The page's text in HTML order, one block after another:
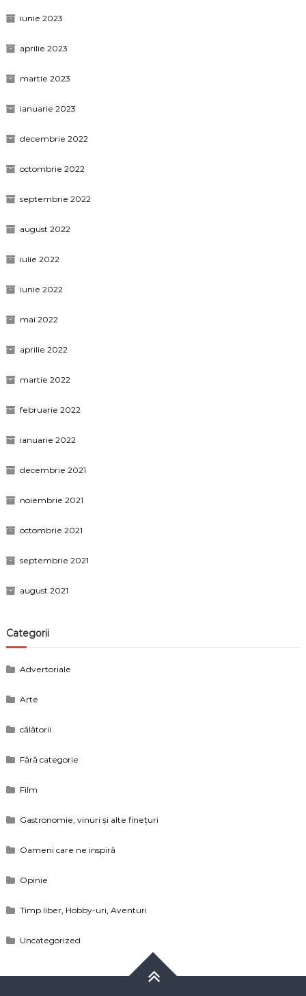
iunie 2023
aprilie 2023
martie 2023
ianuarie 2023
decembrie 2022
octombrie 2022
septembrie 2022
august 2022
iulie 2022
iunie 2022
mai 2022
aprilie 2022
martie 2022
februarie 2022
ianuarie 2022
decembrie 2021
noiembrie 2021
octombrie 2021
septembrie 2021
august 2021
Categorii
Advertoriale
Arte
călătorii
Fără categorie
Film
Gastronomie, vinuri și alte finețuri
Oameni care ne inspiră
Opinie
Timp liber, Hobby-uri, Aventuri
Uncategorized